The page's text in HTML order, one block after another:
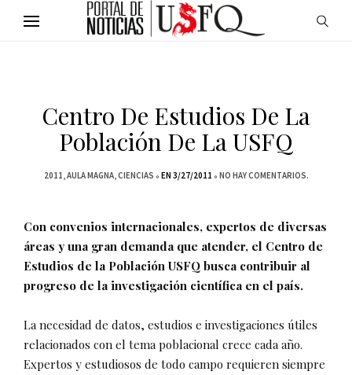
Centro De Estudios De La
Población De La USFQ
2011 AULA MAGNA CIENCIAS EN 3/27/2011 NO HAY COMENTARIOS.
Con convenios internacionales, expertos de diversas
áreas y una gran demanda que atender, el Centro de
Estudios de la Población USFQ busca contribuir al
progreso de la investigación científica en el país.
La necesidad de datos, estudios e investigaciones útiles
relacionados con el tema poblacional crece cada año.
Expertos y estudiosos de todo campo requieren siempre